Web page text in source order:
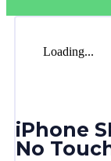
Loading...
iPhone
No